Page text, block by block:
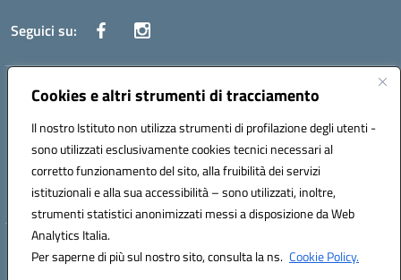
Cookies e altri strumenti di tracciamento
Il nostro Istituto non utilizza strumenti di profilazione degli utenti -
sono utilizzati esclusivamente cookies tecnici necessari al
corretto funzionamento del sito, alla fruibilità dei servizi
istituzionali e alla sua accessibilità – sono utilizzati, inoltre,
strumenti statistici anonimizzati messi a disposizione da Web
Analytics Italia.
Per saperne di più sul nostro sito, consulta la ns. Cookie Policy.
Seguici su:
Indirizzo:Corso Vittorio Emanuele, 27 90133 - Palermo
Posta elettronica certificata (PEC):pais03600r@pec.istruzione.it
Codice fiscale: 97308550827
Codice meccanografico: PAIS03600R
Hosting & Powered by 3D Solution S.r.l.
Concept & Design by Designers Italia